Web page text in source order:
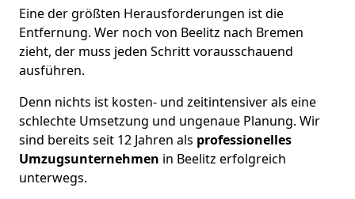
Eine der größten Herausforderungen ist die
Entfernung. Wer noch von Beelitz nach Bremen
zieht, der muss jeden Schritt vorausschauend
ausführen.
Denn nichts ist kosten- und zeitintensiver als eine
schlechte Umsetzung und ungenaue Planung. Wir
sind bereits seit 12 Jahren als professionelles
Umzugsunternehmen in Beelitz erfolgreich
unterwegs.